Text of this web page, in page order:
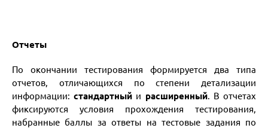
Отчеты
По окончании тестирования формируется два типа
отчетов, отличающихся по степени детализации
информации:стандартный и расширенный. В отчетах
фиксируются условия прохождения тестирования,
набранные баллы за ответы на тестовые задания по